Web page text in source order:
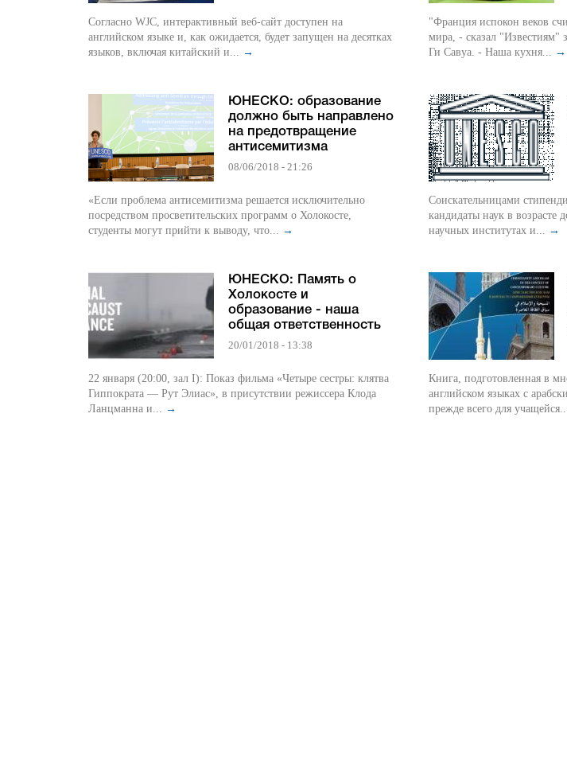
Согласно WJC, интерактивный веб-сайт доступен на
английском языке и, как ожидается, будет запущен на десятках
языков, включая китайский и... →
ЮНЕСКО: образование
должно быть направлено
на предотвращение
антисемитизма
08/06/2018 - 21:26
«Если проблема антисемитизма решается исключительно
посредством просветительских программ о Холокосте,
студенты могут прийти к выводу, что... →
ЮНЕСКО: Память о
Холокосте и
образование - наша
общая ответственность
20/01/2018 - 13:38
22 января (20:00, зал I): Показ фильма «Четыре сестры: клятва
Гиппократа — Рут Элиас», в присутствии режиссера Клода
Ланцманна и... →
"Франция испокон веков
мира, - сказал "Известиям"
Ги Савуа. - Наша кухня... →
Соискательницами
кандидаты наук в возрасте
научных институтах и... →
Книга, подготовленная в
английском языках с
прежде всего для